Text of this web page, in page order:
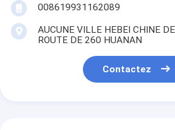
008619931162089
AUCUNE VILLE HEBEI CHINE
ROUTE DE 260 HUANAN
Contactez